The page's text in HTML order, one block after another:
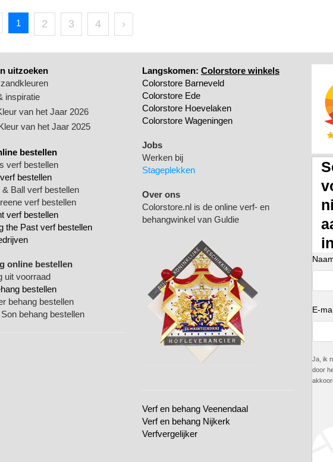
1 2 3 4 ›
uitzoeken
inspiratie
van het Jaar 2026
van het Jaar 2025
bestellen
verf bestellen
bestellen
& Ball verf bestellen
verf bestellen
verf bestellen
the Past verf bestellen
online bestellen
uit voorraad
bestellen
behang bestellen
behang bestellen
Langskomen: Colorstore winkels
Colorstore Barneveld
Colorstore Ede
Colorstore Hoevelaken
Colorstore Wageningen
Jobs
Werken bij
Stageplekken
Over ons
Colorstore.nl is de online verf- en
behangwinkel van Guldie
Verf en behang Veenendaal
Verf en behang Nijkerk
Verfvergelijker
E-
Ja, ik
door